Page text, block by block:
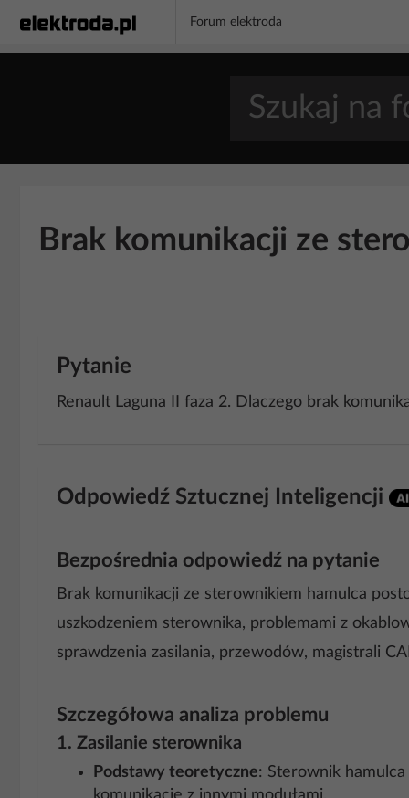
Forum elektroda
Brak komunikacji ze
Pytanie
Renault Laguna II faza 2. Dlaczego brak
Odpowiedź Sztucznej Inteligencji
Bezpośrednia odpowiedź na pytanie
Brak komunikacji ze sterownikiem hamulca
uszkodzeniem sterownika, problemami z
sprawdzenia zasilania, przewodów, magistrali
Szczegółowa analiza problemu
1. Zasilanie sterownika
Podstawy teoretyczne: Sterownik hamulca